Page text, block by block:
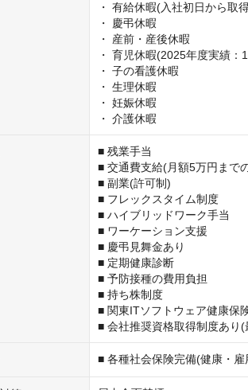
・ 有給休暇(入社初日から
・ 慶弔休暇
・ 産前・産後休暇
・ 育児休暇(2025年度実績
・ 子の看護休暇
・ 生理休暇
・ 妊娠休暇
・ 介護休暇
■ 残業手当
■ 交通費支給(月額5万円まで
■ 副業(許可制)
■ フレックスタイム制度
■ ハイブリッドワーク手当
■ ワーケーション支援
■ 慶弔見舞金あり
■ 定期健康診断
■ 予防接種の費用負担
■ 持ち株制度
■ 関東ITソフトウェア健康保
■ 会社推奨資格取得制度あり
■ 各種社会保険完備(健康・